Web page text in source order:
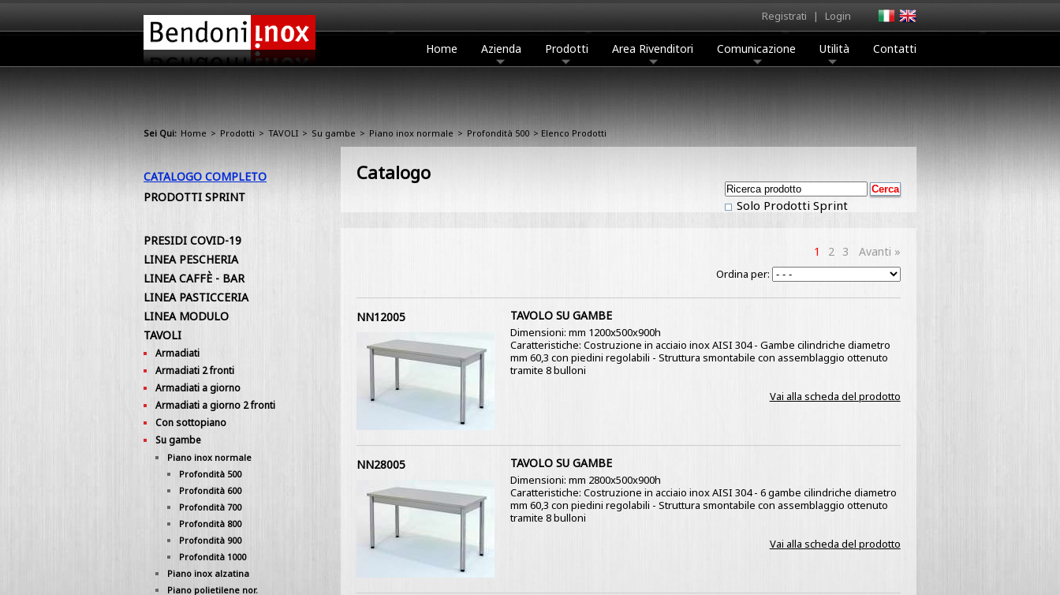
Registrati | Login
Home Azienda Prodotti Area Rivenditori Comunicazione Utilità Contatti
Sei Qui: Home > Prodotti > TAVOLI > Su gambe > Piano inox normale > Profondità 500 > Elenco Prodotti
Catalogo
Solo Prodotti Sprint
1 2 3 Avanti »
Ordina per:
NN12005 TAVOLO SU GAMBE
Dimensioni: mm 1200x500x900h
Caratteristiche: Costruzione in acciaio inox AISI 304 - Gambe cilindriche diametro
mm 60,3 con piedini regolabili - Struttura smontabile con assemblaggio ottenuto
tramite 8 bulloni
Vai alla scheda del prodotto
NN28005 TAVOLO SU GAMBE
Dimensioni: mm 2800x500x900h
Caratteristiche: Costruzione in acciaio inox AISI 304 - 6 gambe cilindriche diametro
mm 60,3 con piedini regolabili - Struttura smontabile con assemblaggio ottenuto
tramite 8 bulloni
Vai alla scheda del prodotto
CATALOGO COMPLETO
PRODOTTI SPRINT
PRESIDI COVID-19
LINEA PESCHERIA
LINEA CAFFÈ - BAR
LINEA PASTICCERIA
LINEA MODULO
TAVOLI
Armadiati
Armadiati 2 fronti
Armadiati a giorno
Armadiati a giorno 2 fronti
Con sottopiano
Su gambe
Piano inox normale
Profondità 500
Profondità 600
Profondità 700
Profondità 800
Profondità 900
Profondità 1000
Piano inox alzatina
Piano polietilene nor.